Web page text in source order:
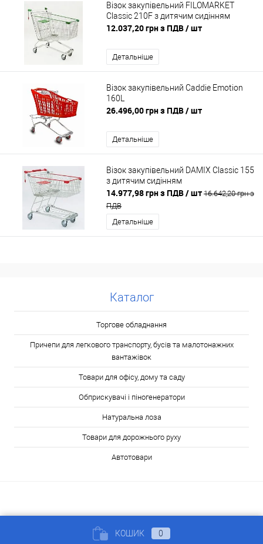
Візок закупівельний FILOMARKET
Classic 210F з дитячим сидінням
12.037,20 грн з ПДВ/ шт
Детальніше
Візок закупівельний Caddie Emotion
160L
26.496,00 грн з ПДВ/ шт
Детальніше
Візок закупівельний DAMIX Classic 155
з дитячим сидінням
14.977,98 грн з ПДВ/ шт 16.642,20 грн з
ПДВ
Детальніше
Каталог
Торгове обладнання
Причепи для легкового транспорту, бусів та малотонажних
вантажівок
Товари для офісу, дому та саду
Обприскувачі і піногенератори
Натуральна лоза
Товари для дорожнього руху
Автотовари
КОШИК 0